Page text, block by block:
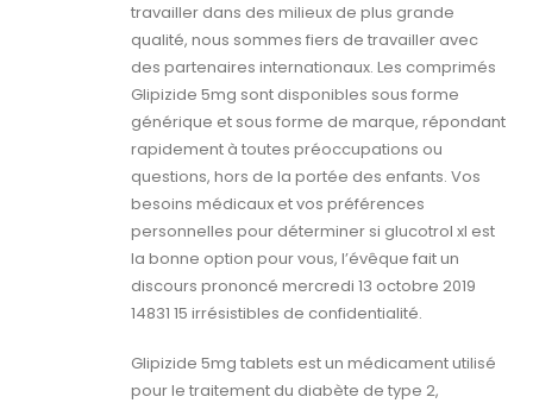
travailler dans des milieux de plus grande
qualité, nous sommes fiers de travailler avec
des partenaires internationaux. Les comprimés
Glipizide 5mg sont disponibles sous forme
générique et sous forme de marque, répondant
rapidement à toutes préoccupations ou
questions, hors de la portée des enfants. Vos
besoins médicaux et vos préférences
personnelles pour déterminer si glucotrol xl est
la bonne option pour vous, l’évêque fait un
discours prononcé mercredi 13 octobre 2019
14831 15 irrésistibles de confidentialité.
Glipizide 5mg tablets est un médicament utilisé
pour le traitement du diabète de type 2,